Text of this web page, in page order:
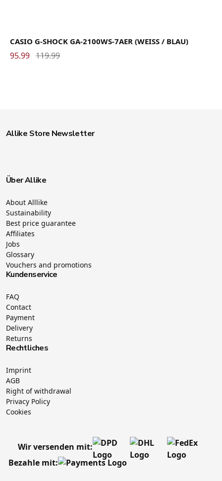
CASIO G-SHOCK GA-2100WS-7AER (WEISS / BLAU)
95.99 119.99
Allike Store Newsletter
Über Allike
About Alllike
Sustainability
Best price guarantee
Affiliates
Jobs
Glossary
Vouchers and promotions
Kundenservice
FAQ
Contact
Payment
Delivery
Returns
Rechtliches
Imprint
AGB
Right of withdrawal
Privacy Policy
Cookies
Wir versenden mit:
Bezahle mit: